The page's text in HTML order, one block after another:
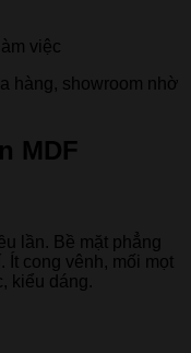
việc
hàng, showroom nhờ
MDF
lần. Bề mặt phẳng
Ít cong vênh, mối mọt
kiểu dáng.